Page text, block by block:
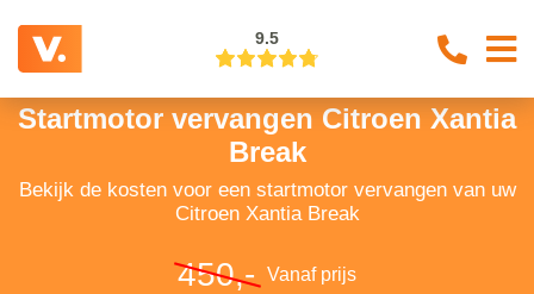
9.5
Startmotor vervangen Citroen Xantia
Break
Bekijk de kosten voor een startmotor vervangen van uw
Citroen Xantia Break
450,- Vanaf prijs